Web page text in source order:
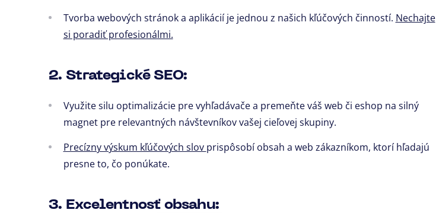
Tvorba webových stránok a aplikácií je jednou z našich kľúčových činností. Nechajte
si poradiť profesionálmi.
2. Strategické SEO:
Využite silu optimalizácie pre vyhľadávače a premeňte váš web či eshop na silný
magnet pre relevantných návštevníkov vašej cieľovej skupiny.
Precízny výskum kľúčových slov prispôsobí obsah a web zákazníkom, ktorí hľadajú
presne to, čo ponúkate.
3. Excelentnosť obsahu: